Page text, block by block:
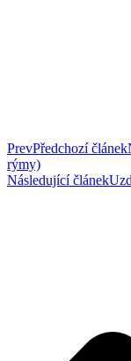
PrevPředchozí článek
rýmy)
Následující článek